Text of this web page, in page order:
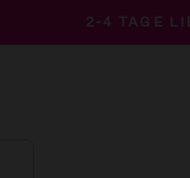
2-4 TAGE